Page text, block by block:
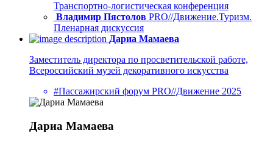
Транспортно-логистическая конференция
Владимир Пястолов PRO//Движение.Туризм.
Пленарная дискуссия
Дариа Мамаева
Заместитель директора по просветительской работе,
Всероссийский музей декоративного искусства
#Пассажирский форум PRO//Движение 2025
Дариа Мамаева